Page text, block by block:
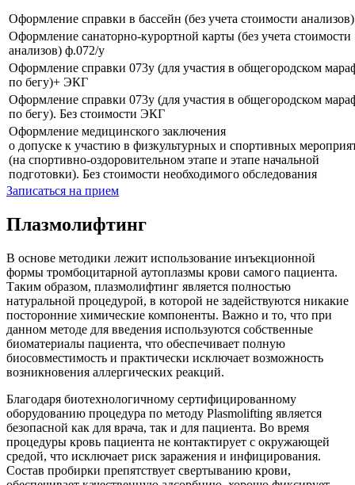
Оформление справки в бассейн (без учета стоимости анализов)
Оформление санаторно-курортной карты (без учета стоимости
анализов) ф.072/у
Оформление справки 073у (для участия в общегородском
по бегу)+ ЭКГ
Оформление справки 073у (для участия в общегородском
по бегу). Без стоимости ЭКГ
Оформление медицинского заключения
о допуске к участию в физкультурных и спортивных
(на спортивно-оздоровительном этапе и этапе начальной
подготовки). Без стоимости необходимого обследования
Записаться на прием
Плазмолифтинг
В основе методики лежит использование инъекционной
формы тромбоцитарной аутоплазмы крови самого пациента.
Таким образом, плазмолифтинг является полностью
натуральной процедурой, в которой не задействуются никакие
посторонние химические компоненты. Важно и то, что при
данном методе для введения используются собственные
биоматериалы пациента, что обеспечивает полную
биосовместимость и практически исключает возможность
возникновения аллергических реакций.
Благодаря биотехнологичному сертифицированному
оборудованию процедура по методу Plasmolifting является
безопасной как для врача, так и для пациента. Во время
процедуры кровь пациента не контактирует с окружающей
средой, что исключает риск заражения и инфицирования.
Состав пробирки препятствует свертыванию крови,